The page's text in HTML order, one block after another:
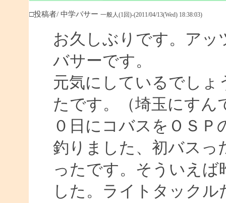
□投稿者/ 中学バサー 一般人(1回)-(2011/04/13(Wed) 18:38:03)
お久しぶりです。アッ
バサーです。
元気にしているでしょ
たです。（埼玉にすん
０日にコバスをＯＳ
釣りました、初バスっ
ったです。そういえ
した。ライトタック